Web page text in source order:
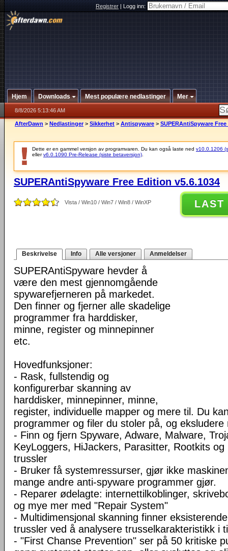
Registrer|Logg inn:
Hjem Downloads Mest populære nedlastinger Mer
8/8/2026 5:13:46 AM
AfterDawn > Nedlastinger > Sikkerhet > Antispyware > SUPERAntiSpyware
Dette er en gammel versjon av programvaren. Du kan også laste ned v10.0.1206
ellerv6.0.1090 Pre-Release (siste betaversjon)
SUPERAntiSpyware Free Edition v5.6.1034
Vista / Win10 / Win7 / Win8 / WinXP LAST
Beskrivelse Info Alle versjoner Anmeldelser
SUPERAntiSpyware hevder å
være den mest gjennomgående
spywarefjerneren på markedet.
Den finner og fjerner alle skadelige
programmer fra harddisker,
minne, register og minnepinner
etc.
Hovedfunksjoner:
- Rask, fullstendig og
konfigurerbar skanning av
harddisker, minnepinner, minne,
register, individuelle mapper og mere til. Du
programmer og filer du stoler på, og eksludere
- Finn og fjern Spyware, Adware, Malware,
KeyLoggers, HiJackers, Parasitter, Rootkits
trussler
- Bruker få systemressurser, gjør ikke
mange andre anti-spyware programmer gjør.
- Reparer ødelagte: internettilkoblinger,
og mye mer med "Repair System"
- Multidimensjonal skanning finner
trussler ved å analysere trusselkarakteristikk i
- "First Chanse Prevention" ser på 50 kritiske